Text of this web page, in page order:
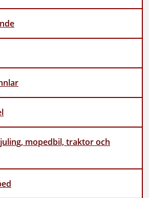
mopedbil, traktor och